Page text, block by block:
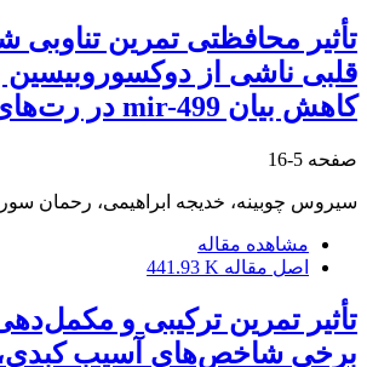
تأثیر محافظتی تمرین
قلبی ناشی از
کاهش بیان mir-499 در رت‌های نر
صفحه 5-16
سیروس چوبینه، خدیجه ابراهیمی، رحمان
مشاهده مقاله
اصل مقاله 441.93 K
برخی شاخص‌های آسیب